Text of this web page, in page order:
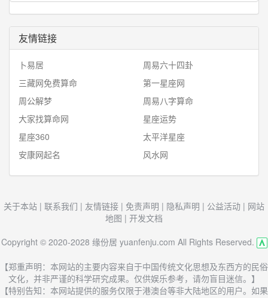
友情链接
卜易居
周易六十四卦
三藏网免费算命
第一星座网
周公解梦
周易八字算命
大家找算命网
星座运势
星座360
太平洋星座
安康网起名
风水网
关于本站 | 联系我们 | 友情链接 | 免责声明 | 隐私声明 | 公益活动 | 网站
地图 | 开发文档
Copyright © 2020-2028 缘份居 yuanfenju.com All Rights Reserved.
【郑重声明：本网站的主要内容来自于中国传统文化思想及东西方的民俗
文化，并非严谨的科学研究成果。仅供娱乐参考，请勿盲目迷信。】
【特别告知：本网站提供的服务仅限于港澳台等非大陆地区的用户。如果